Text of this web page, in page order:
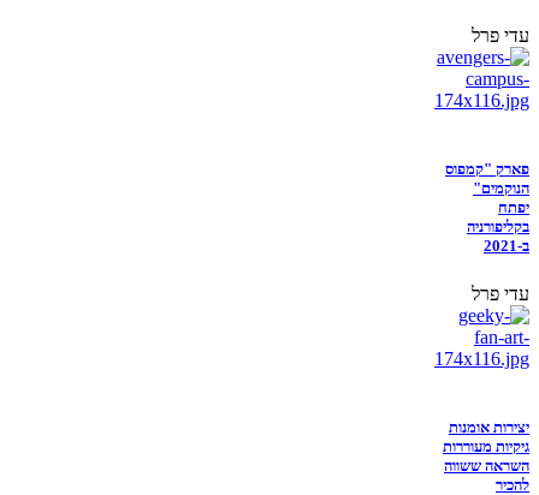
עדי פרל
פארק "קמפוס
הנוקמים"
יפתח
בקליפורניה
ב-2021
עדי פרל
יצירות אומנות
גיקיות מעוררות
השראה ששווה
להכיר